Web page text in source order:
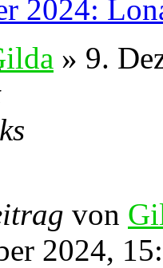
2024:
» 9.
von
2024,